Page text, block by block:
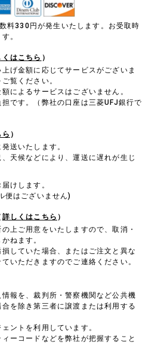
料330円が発生いたします。お受取時
。
くはこちら ）
げ金額に応じてサービスがございま
覧ください。
によるサービスはございません。
です。（弊社の口座は三菱UFJ銀行で
）
送いたします。
、天候などにより、運送に遅れが生じ
けします。
便はございません)
詳しくはこちら ）
上ご用意をいたしますので、取消・
ねます。
していた場合、またはご注文と異な
いただきますのでご連絡ください。
報を、裁判所・警察機関など公共機
を除き第三者に譲渡または利用する
ントを利用しています。
ーコードなどを弊社が把握すること